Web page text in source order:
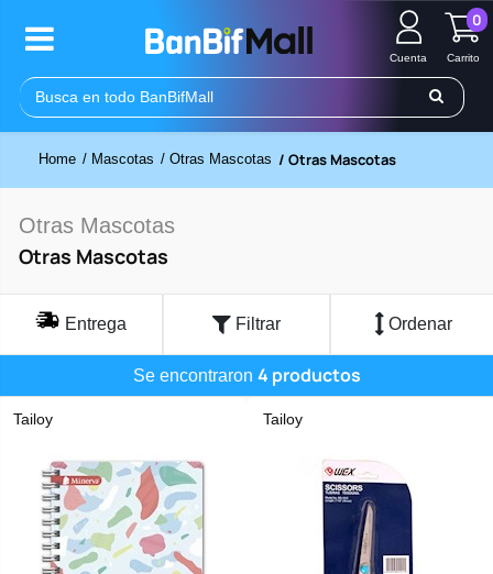
Cuenta Carrito
0
Home / Mascotas / Otras Mascotas / Otras Mascotas
Otras Mascotas
Otras Mascotas
Entrega Filtrar Ordenar
Se encontraron 4 productos
Tailoy Tailoy